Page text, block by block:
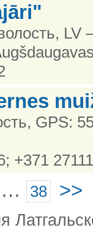
LV
GPS:
+371
… 38 >>